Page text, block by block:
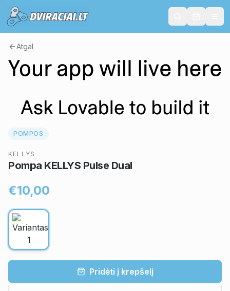
Atgal
POMPOS
KELLYS
Pompa KELLYS Pulse Dual
€10,00
Pridėti į krepšelį